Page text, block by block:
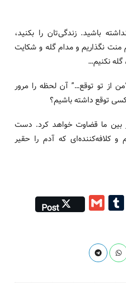
باشید. زندگی‌تان را بکنید،
منت نگذاریم و مدام گله و شکایت
نکنیم…
از تو توقع…” آن لحظه را مرور
توقع داشته باشیم؟
بین ما قضاوت خواهد کرد. دست
و کلافه‌کننده‌ای که آدم را حقیر
Pi
T
u
bl
r
G
m
Post
h
e